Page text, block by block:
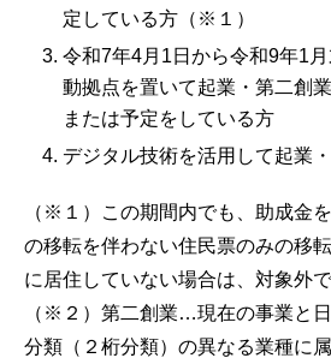
定している方（※１）
令和7年4月1日から令和9年1
動拠点を置いて起業・第二創
または予定をしている方
デジタル技術を活用して起業
（※１）この期間内でも、助成金
の移転を伴わない住民票のみの移
に居住していない場合は、対象外で
（※２）第二創業…現在の事業と
分類（２桁分類）の異なる業種に